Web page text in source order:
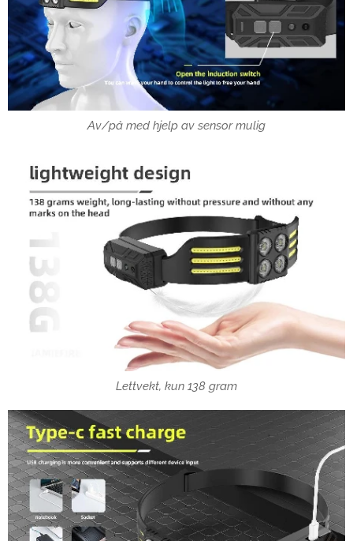
Av/på med hjelp av sensor mulig
Lettvekt, kun 138 gram